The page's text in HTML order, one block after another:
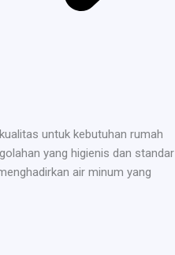
untuk kebutuhan rumah
yang higienis dan standar
air minum yang